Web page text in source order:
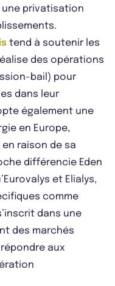
privatisation
tend à soutenir les
des opérations
bail) pour
dans leur
également une
en Europe,
raison de sa
différencie Eden
et Elialys,
comme
dans une
des marchés
aux